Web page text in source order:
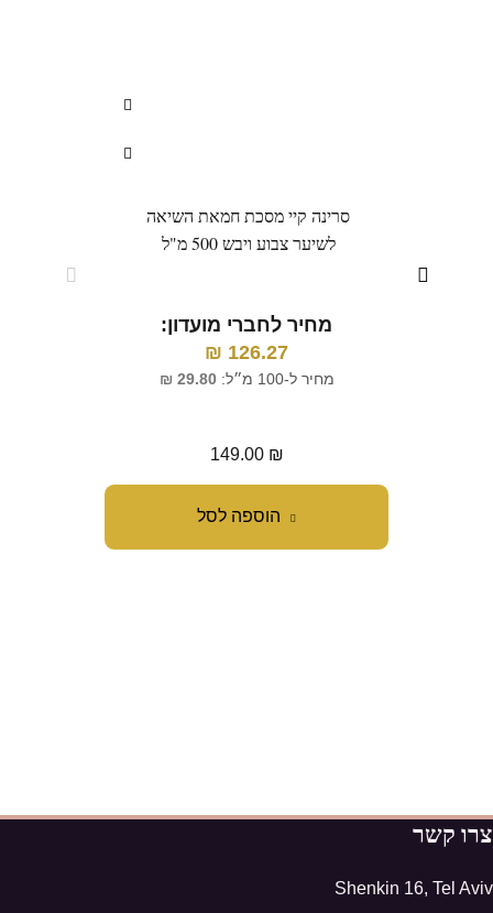
הוספה לסל
סרינה קיי מסכת חמאת השיאה
לשיער צבוע ויבש 500 מ"ל
מחיר לחברי מועדון:
126.27
₪
מחיר ל-100 מ״ל: 29.80
₪
149.00 ₪
צרו קשר
Shenkin 16, Tel Aviv